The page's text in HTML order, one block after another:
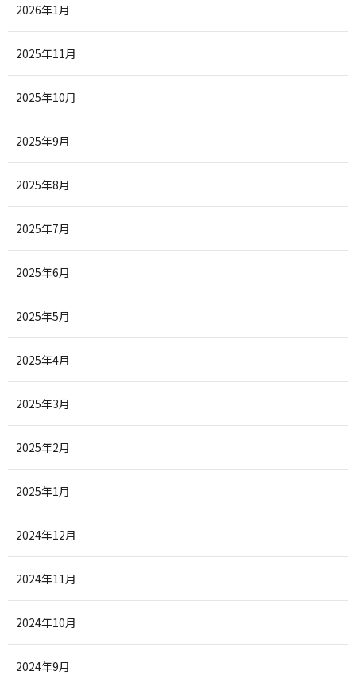
2026年1月
2025年11月
2025年10月
2025年9月
2025年8月
2025年7月
2025年6月
2025年5月
2025年4月
2025年3月
2025年2月
2025年1月
2024年12月
2024年11月
2024年10月
2024年9月